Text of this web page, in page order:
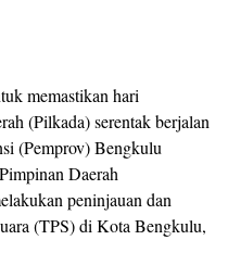
memastikan hari
(Pilkada) serentak berjalan
(Pemprov) Bengkulu
Daerah
peninjauan dan
(TPS) di Kota Bengkulu,